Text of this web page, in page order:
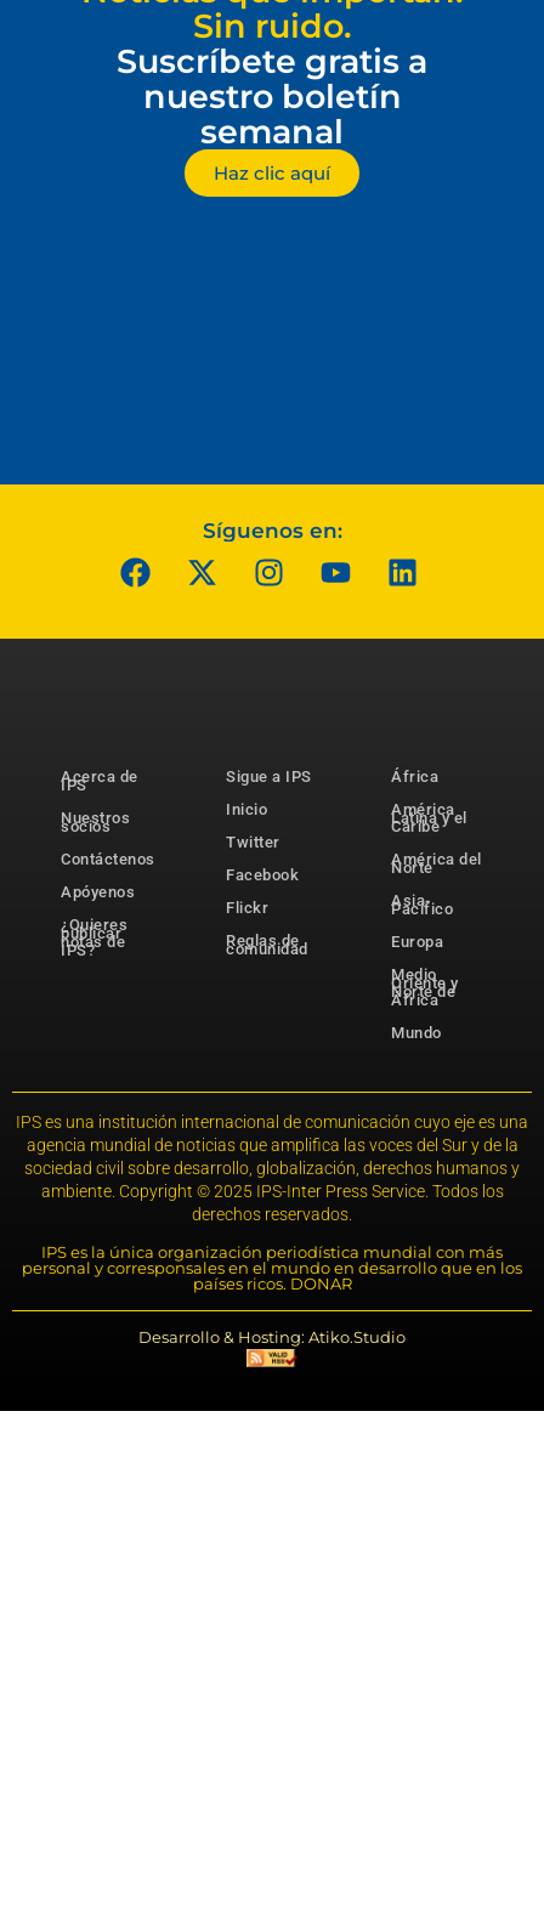
Sin ruido.
Suscríbete gratis a
nuestro boletín
semanal
Haz clic aquí
Síguenos en:
Acerca de
IPS
Nuestros
socios
Contáctenos
Apóyenos
¿Quieres
publicar
notas de
IPS?
Sigue a IPS
Inicio
Twitter
Facebook
Flickr
Reglas de
comunidad
África
América
Latina y el
Caribe
América del
Norte
Asia-
Pacífico
Europa
Medio
Oriente y
Norte de
África
Mundo
IPS es una institución internacional de comunicación cuyo eje es una
agencia mundial de noticias que amplifica las voces del Sur y de la
sociedad civil sobre desarrollo, globalización, derechos humanos y
ambiente. Copyright © 2025 IPS-Inter Press Service. Todos los
derechos reservados.
IPS es la única organización periodística mundial con más
personal y corresponsales en el mundo en desarrollo que en los
países ricos. DONAR
Desarrollo & Hosting: Atiko.Studio